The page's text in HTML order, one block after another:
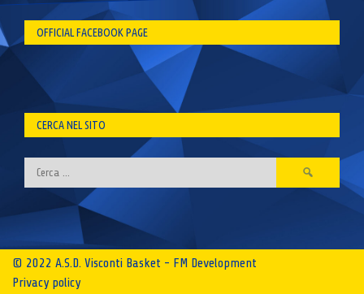
OFFICIAL FACEBOOK PAGE
CERCA NEL SITO
Ricerca
per:
© 2022 A.S.D. Visconti Basket - FM Development
Privacy policy